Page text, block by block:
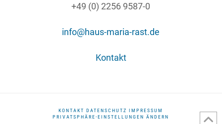
+49 (0) 2256 9587-0
info@haus-maria-rast.de
Kontakt
KONTAKT DATENSCHUTZ IMPRESSUM
PRIVATSPHÄRE-EINSTELLUNGEN ÄNDERN